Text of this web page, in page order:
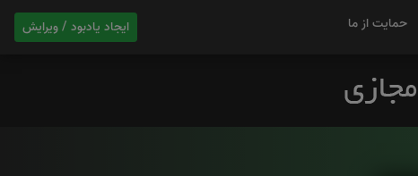
ایجاد یادبود / ویرایش حمایت از ما